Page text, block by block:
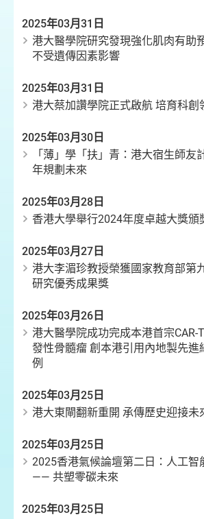
2025年03月31日
港大醫學院研究發現強化肌肉有助
不受遺傳因素影響
2025年03月31日
港大蔡加讚學院正式啟航 培育科創
2025年03月30日
「薄」學「扶」青：港大宿生師友
年規劃未來
2025年03月28日
香港大學舉行2024年度卓越大獎頒
2025年03月27日
港大李湄珍教授榮獲國家教育部第
研究優秀成果獎
2025年03月26日
港大醫學院成功完成本港首宗CAR-
發性骨髓瘤 創本港引用內地製先進
例
2025年03月25日
港大東閘翻新重開 承傳歷史迎接未
2025年03月25日
2025香港氣候論壇第二日：人工智
—— 共塑零碳未來
2025年03月25日